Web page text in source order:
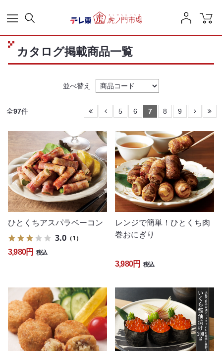
カタログ掲載商品一覧
並べ替え
全97件 5 6 7 8 9
ひとくちアスパラベーコン
3.0 （1）
3,980円 税込
レンジで簡単！ひとくち肉
巻おにぎり
3,980円 税込